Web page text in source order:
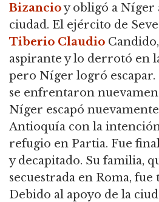
Bizancioy obligó a Níger
ciudad. El ejército de
Tiberio Claudio
aspirante y lo derrotó en
pero Níger logró escapar.
se enfrentaron
Níger escapó
Antioquía con la
refugio en Partia. Fue
y decapitado. Su familia,
secuestrada en Roma, fue
Debido al apoyo de la